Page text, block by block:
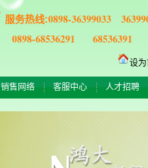
服务热线:0898-36399033
0898-68536291
设为
销售网络 客服中心 人才招聘